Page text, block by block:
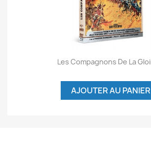
Les Compagnons De La
AJOUTER AU PANIER